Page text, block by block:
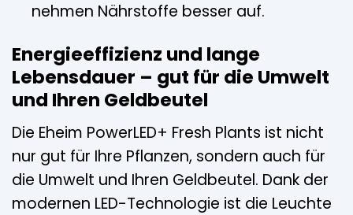
nehmen Nährstoffe besser auf.
Energieeffizienz und lange
Lebensdauer – gut für die Umwelt
und Ihren Geldbeutel
Die Eheim PowerLED+ Fresh Plants ist nicht
nur gut für Ihre Pflanzen, sondern auch für
die Umwelt und Ihren Geldbeutel. Dank der
modernen LED-Technologie ist die Leuchte